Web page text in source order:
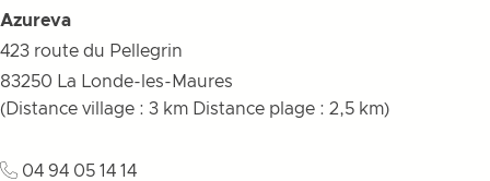
Azureva
423 route du Pellegrin
83250 La Londe-les-Maures
(Distance village : 3 km Distance plage : 2,5 km)
04 94 05 14 14